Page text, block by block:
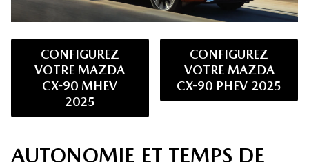
CONFIGUREZ
VOTRE MAZDA
CX-90 MHEV
2025
CONFIGUREZ
VOTRE MAZDA
CX-90 PHEV 2025
AUTONOMIE ET TEMPS DE